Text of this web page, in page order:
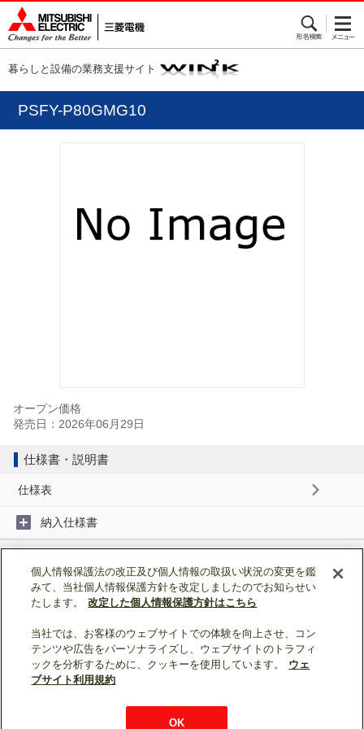
暮らしと設備の業務支援サイト
PSFY-P80GMG10
オープン価格
発売日：2026年06月29日
仕様書・説明書
仕様表
納入仕様書
据付工事説明書
ページトップへ戻る
表示モード：
ウェブサイト利用規約
お問い合わせ
個人情報保護法の改正及び個人情報の取扱い状況の変更を鑑
みて、当社個人情報保護方針を改定しましたのでお知らせい
たします。
改定した個人情報保護方針はこちら
当社では、お客様のウェブサイトでの体験を向上させ、コン
テンツや広告をパーソナライズし、ウェブサイトのトラフィ
ックを分析するために、クッキーを使用しています。
ウェ
ブサイト利用規約
OK